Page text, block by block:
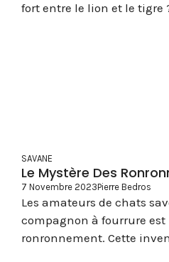
fort entre le lion et le tigre
SAVANE
Le Mystère Des
7 Novembre 2023Pierre Bedros
Les amateurs de chats
compagnon à fourrure
ronronnement. Cette